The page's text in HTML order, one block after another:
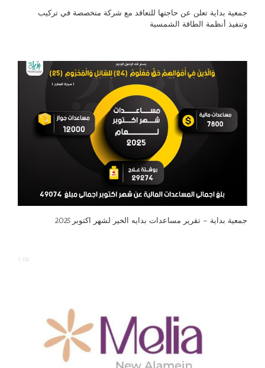
جمعية بداية تعلن عن حاجتها للتعاقد مع شركة متخصصة في تركيب
وتنفيذ أنظمة الطاقة الشمسية
جمعية بداية – تقرير مساعدات بدايه الخير لشهر اكتوبر 2025